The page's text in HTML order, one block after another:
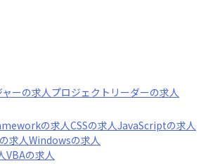
ーの求人プロジェクトリーダーの求人
の求人CSSの求人JavaScriptの求人
の求人Windowsの求人
VBAの求人